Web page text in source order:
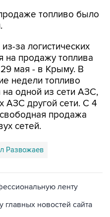
топливо было
за логистических
на продажу топлива
мая - в Крыму. В
недели топливо
одной из сети АЗС,
АЗС другой сети. С 4
продажа
сетей.
Развожаев
ленту
главных новостей сайта